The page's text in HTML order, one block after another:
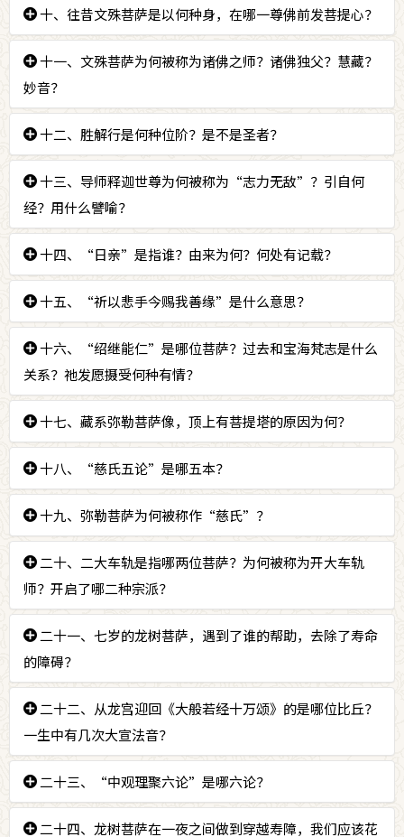
妙音天。
答：不空大师译的《大圣文殊师利菩萨佛剎功德庄严
经》有记载。佛土为南方如愿圆满积集离尘清净世界。
佛名普见。
十、往昔文殊菩萨是以何种身，在哪一尊佛前发菩提心？
答：往昔劫中文殊菩萨，身为虚空转轮王，在雷音王佛
前发菩提心。
十一、文殊菩萨为何被称为诸佛之师？诸佛独父？慧藏？
妙音？
答：文殊菩萨在无数劫中，令无量众生趋入大乘成等正
觉，贤劫千佛皆因文殊引渡而发心乃至成佛，所以称文
殊菩萨为诸佛之师。一切诸佛没有不依止至尊文殊的，
所以称为“诸佛独父”。《佛说放钵经》记载：“今我
得师，有三十二相，八十种好，威神尊贵，度脱十方一
切众生者，皆文殊师利之恩，本是我师。前过去无央数
诸佛，皆是文殊师利弟子，当来者亦是其威神恩力所
致。譬如世间小儿有父母，文殊者佛道中之父母也。”
又因为文殊菩萨为一切诸佛智慧的总聚体，所以成为
“慧藏”。由于文殊菩萨从来不出口恶语，言语有美妙
之德，所以称为“妙音”。
十二、胜解行是何种位阶？是不是圣者？
答：是发心入道至未通达空性毘钵舍那以前的资粮道，
和通达空性毘钵舍那之后，至未现证空性的加行道，此
二尚为凡夫位，不是圣者。
十三、导师释迦世尊为何被称为“志力无敌”？引自何
经？用什么譬喻？
答：释迦世尊往昔生为宝海梵志时，由于见到许多菩萨
没有发愿在五浊恶世成佛。所以在宝藏如来座前发愿，
要在五浊恶世，诤劫人寿百二十岁时成佛，并发下五百
大愿。引自《悲华经》当时诸佛以莲花之最，分陀利
花、白莲来比喻释迦世尊的志向。
十四、“日亲”是指谁？由来为何？何处有记载？
答：“日亲”是指释迦世尊。释迦佛的祖先乔达摩，他
随黑色仙人出家修道，最后被陷害死，黑色仙人取了他
的精血，经过阳光照射后，成为两个卵，生出了两个童
子，长大后登上了王位。由于阳光的照耀而得以延续，
所以被称为“日亲”。在《根本说一切有部毘奈耶破僧
事》有记载。
十五、“祈以悲手今赐我善缘”是什么意思？
答：实际上没有福缘得到正法的我，祈请您以慈悲的手
将我置于具足福缘受此正法之列。
十六、“绍继能仁”是哪位菩萨？过去和宝海梵志是什么
关系？祂发愿摄受何种有情？
答：是弥勒菩萨。和宝海梵志是师徒关系。当时发愿摄
受八万岁的有情。
十七、藏系弥勒菩萨像，顶上有菩提塔的原因为何？
答：释迦佛证空性后，弥勒菩萨依释迦佛为导师，常观
导师不离顶上，所以顶上有座菩提塔。
十八、“慈氏五论”是哪五本？
答：《现观庄严论》、《经庄严论》、《辩中边论》、
《辩法法性论》、《宝性论》。
十九、弥勒菩萨为何被称作“慈氏”？
答：有二说，一为宝伞如来出世时，出家为慧坚比丘。
凡是见到他的面貌，听到他谈话，甚至居住在他走过的
地方都会生起慈心三摩地，因此诸佛菩萨称赞他为“慈
氏”。另一说为弗沙佛时，生为大国王，昙摩留支，见
一入慈心三昧的比丘，身放金光。当时心生渴仰，发愿
一定要修习慈心三昧，从那一世起，世世被称作“慈
氏”。
二十、二大车轨是指哪两位菩萨？为何被称为开大车轨
师？开启了哪二种宗派？
答：是指龙树（龙猛）、无着二位菩萨。因为他们以圣
位菩萨的行相，不须依靠他人所写的解释而善巧地解释
佛陀的密意。开启了中观和唯识两大宗派。
二十一、七岁的龙树菩萨，遇到了谁的帮助，去除了寿命
的障碍？
答：龙树菩萨七岁时，遇到了萨惹哈大师，传授无量寿
佛的灌顶，通霄念诵无量寿佛的修法而去除寿命的障
碍。
二十二、从龙宫迎回《大般若经十万颂》的是哪位比丘？
一生中有几次大宣法音？
答：是名为“具德”比丘的龙树菩萨迎回《大般若经十
万颂》。一生中有三次大宣法音。
二十三、“中观理聚六论”是哪六论？
答：《中论》、《六十正理论》、《七十空性论》、
二十四、龙树菩萨在一夜之间做到穿越寿障，我们应该花